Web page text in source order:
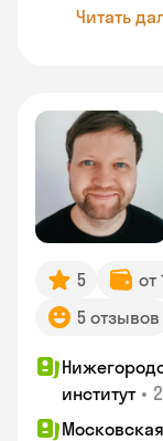
Читать
5 от
5 отзывов
институт •